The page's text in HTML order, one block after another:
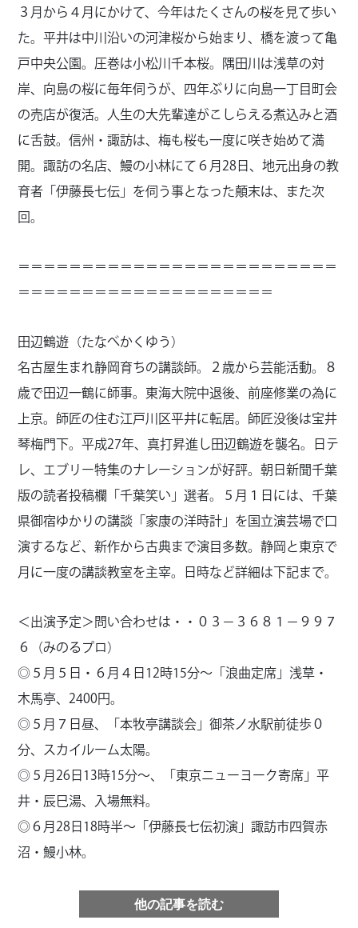
３月から４月にかけて、今年はたくさんの桜を見て歩い
た。平井は中川沿いの河津桜から始まり、橋を渡って亀
戸中央公園。圧巻は小松川千本桜。隅田川は浅草の対
岸、向島の桜に毎年伺うが、四年ぶりに向島一丁目町会
の売店が復活。人生の大先輩達がこしらえる煮込みと酒
に舌鼓。信州・諏訪は、梅も桜も一度に咲き始めて満
開。諏訪の名店、鰻の小林にて６月28日、地元出身の教
育者「伊藤長七伝」を伺う事となった顛末は、また次
回。
＝＝＝＝＝＝＝＝＝＝＝＝＝＝＝＝＝＝＝＝＝＝＝＝＝
＝＝＝＝＝＝＝＝＝＝＝＝＝＝＝＝＝＝＝＝
田辺鶴遊（たなべかくゆう）
名古屋生まれ静岡育ちの講談師。２歳から芸能活動。８
歳で田辺一鶴に師事。東海大院中退後、前座修業の為に
上京。師匠の住む江戸川区平井に転居。師匠没後は宝井
琴梅門下。平成27年、真打昇進し田辺鶴遊を襲名。日テ
レ、エブリー特集のナレーションが好評。朝日新聞千葉
版の読者投稿欄「千葉笑い」選者。５月１日には、千葉
県御宿ゆかりの講談「家康の洋時計」を国立演芸場で口
演するなど、新作から古典まで演目多数。静岡と東京で
月に一度の講談教室を主宰。日時など詳細は下記まで。
＜出演予定＞問い合わせは・・０３－３６８１－９９７
６（みのるプロ）
◎５月５日・６月４日12時15分～「浪曲定席」浅草・
木馬亭、2400円。
◎５月７日昼、「本牧亭講談会」御茶ノ水駅前徒歩０
分、スカイルーム太陽。
◎５月26日13時15分～、「東京ニューヨーク寄席」平
井・辰巳湯、入場無料。
◎６月28日18時半～「伊藤長七伝初演」諏訪市四賀赤
沼・鰻小林。
他の記事を読む